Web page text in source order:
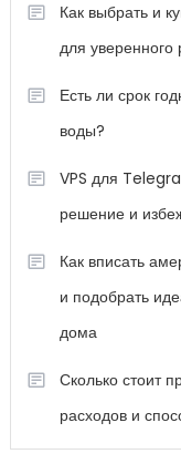
Как выбрать и
для
Есть ли срок
воды?
VPS для
решение и
Как вписать
и подобрать
дома
Сколько стоит
расходов и